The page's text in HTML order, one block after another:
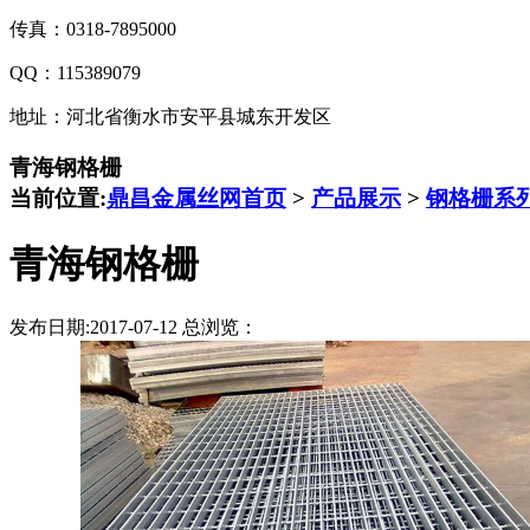
传真：0318-7895000
QQ：115389079
地址：河北省衡水市安平县城东开发区
青海钢格栅
当前位置:鼎昌金属丝网首页 > 产品展示 >钢格栅系
青海钢格栅
发布日期:2017-07-12 总浏览：